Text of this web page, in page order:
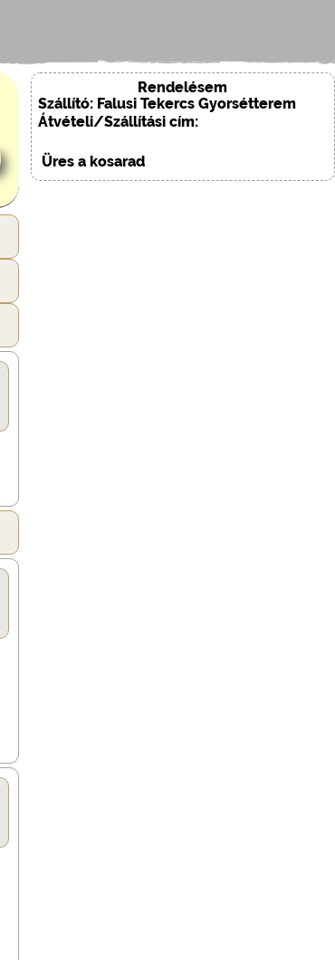
Rendelésem
Szállító: Falusi Tekercs Gyorsétterem
Átvételi/Szállítási cím:
Üres a kosarad